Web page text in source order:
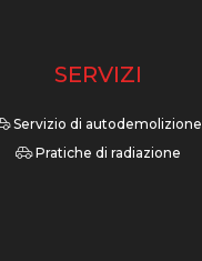
SERVIZI
Servizio di autodemolizione
Pratiche di radiazione